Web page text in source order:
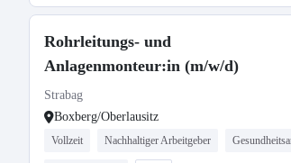
Rohrleitungs- und
Anlagenmonteur:in (m/w/d)
Strabag
Boxberg/Oberlausitz
Vollzeit Nachhaltiger Arbeitgeber